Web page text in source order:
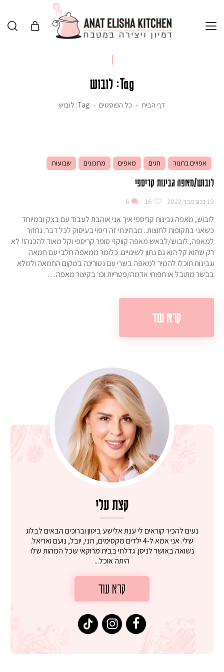
Tag: לובוש
דף הבית כל הפוסטים Tag: לובוש
אפויים בתנור חגים מאפים מתכונים שבועות
לובוש/מאפה גבינות קריספי
19 בנובמבר 2022 16
6
לובוש, מאפה גבינות קריספי איך אני אוהבת לעבוד עם בצק ובמיוחד
כשאני בתקופות לחוצות.. מבחינתי זה ריפוי בעיסוק לכל דבר. נחזור
למאפה, לובוש/לבאש מאפה קווקזי סופר קריספי וקל מאוד להכנה!! לא
רק שהוא קל הוא גם נתון לשינויים. כלומר ממאפה חלבי עם חמאה
וגבינות תוכלו להמיר למאפה בשרי עם נטורינה במקום החמאה ולמלא
בבשר מתובל או תפוחי אדמה/פטריות וכו׳ בקיצור מאפה…
קרא עוד
קצת עלי
נעים להכיר קוראים לי ענת אלישע ביטון וברוכים הבאים לבלוג
שלי. אני אמא ל-4 ילדים מקסימים, רוני, יובל, נועם ואריאל.
נשואה באושר לניסן. גדלתי בבית מרוקאי שכל המהות שלו
היתה אוכל...
קרא עוד